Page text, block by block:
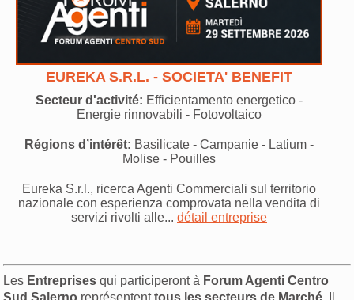
EUREKA S.R.L. - SOCIETA' BENEFIT
Secteur d'activité: Efficientamento energetico -
Energie rinnovabili - Fotovoltaico
Régions d’intérêt: Basilicate - Campanie - Latium -
Molise - Pouilles
Eureka S.r.l., ricerca Agenti Commerciali sul territorio
nazionale con esperienza comprovata nella vendita di
servizi rivolti alle... détail entreprise
Les Entreprises qui participeront à Forum Agenti Centro